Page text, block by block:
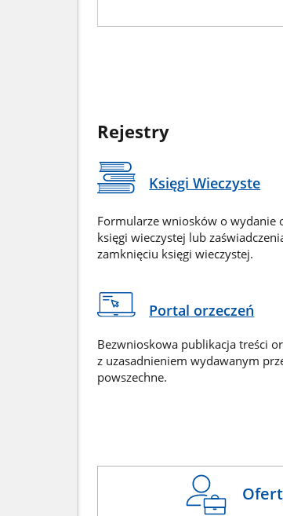
Rejestry
Księgi Wieczyste
Formularze wniosków o wydanie
księgi wieczystej lub
zamknięciu księgi wieczystej.
Portal orzeczeń
Bezwnioskowa publikacja treści
z uzasadnieniem wydawanym
powszechne.